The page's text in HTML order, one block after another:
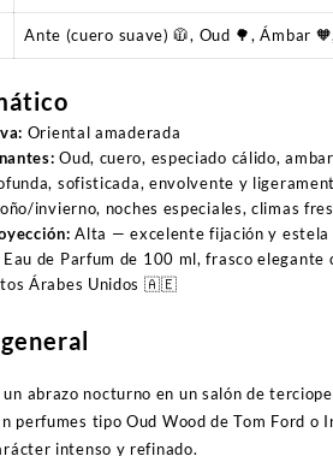
Ante (cuero suave) 🧥, Oud 🌳, Ámbar
Oriental amaderada
Oud, cuero, especiado cálido,
sofisticada, envolvente y
invierno, noches especiales, climas
Alta — excelente fijación y estela
Eau de Parfum de 100 ml, frasco elegante
Árabes Unidos 🇦🇪
un abrazo nocturno en un salón de
perfumes tipoOud Wood de Tom Ford o
intenso y refinado.